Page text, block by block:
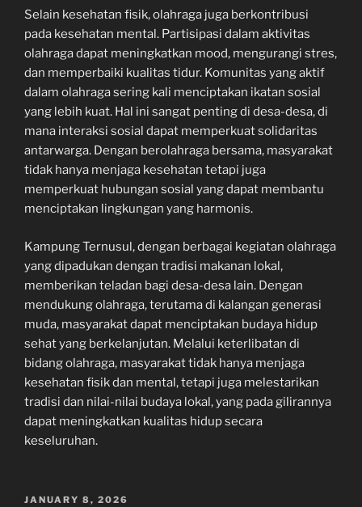
Selain kesehatan fisik, olahraga juga berkontribusi
pada kesehatan mental. Partisipasi dalam aktivitas
olahraga dapat meningkatkan mood, mengurangi stres,
dan memperbaiki kualitas tidur. Komunitas yang aktif
dalam olahraga sering kali menciptakan ikatan sosial
yang lebih kuat. Hal ini sangat penting di desa-desa, di
mana interaksi sosial dapat memperkuat solidaritas
antarwarga. Dengan berolahraga bersama, masyarakat
tidak hanya menjaga kesehatan tetapi juga
memperkuat hubungan sosial yang dapat membantu
menciptakan lingkungan yang harmonis.
Kampung Ternusul, dengan berbagai kegiatan olahraga
yang dipadukan dengan tradisi makanan lokal,
memberikan teladan bagi desa-desa lain. Dengan
mendukung olahraga, terutama di kalangan generasi
muda, masyarakat dapat menciptakan budaya hidup
sehat yang berkelanjutan. Melalui keterlibatan di
bidang olahraga, masyarakat tidak hanya menjaga
kesehatan fisik dan mental, tetapi juga melestarikan
tradisi dan nilai-nilai budaya lokal, yang pada gilirannya
dapat meningkatkan kualitas hidup secara
keseluruhan.
POSTED
JANUARY 8, 2026